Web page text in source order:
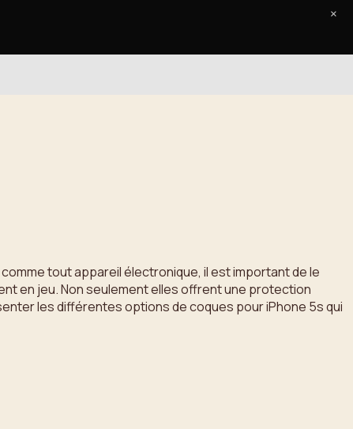
tout appareil électronique, il est important de le
en jeu. Non seulement elles offrent une protection
les différentes options de coques pour iPhone 5s qui
×